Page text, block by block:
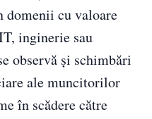
domenii cu valoare
inginerie sau
observă și schimbări
ale muncitorilor
în scădere către